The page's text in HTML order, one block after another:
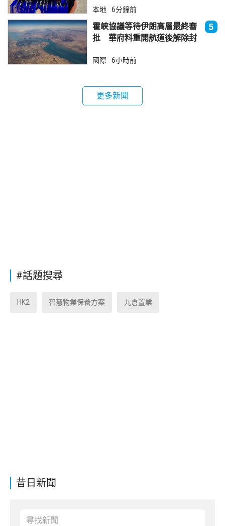
昔日新聞
本地 6分鐘前
霍峽協議等待伊朗高層最終審
批 華府料重開航道後解除封
5
國際 6小時前
更多新聞
#話題搜尋
HK2 智慧物業保養方案 九倉置業